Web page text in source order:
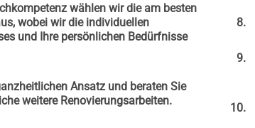
wählen wir die am besten
wobei wir die individuellen
und Ihre persönlichen Bedürfnisse
Ansatz und beraten Sie
weitere Renovierungsarbeiten.